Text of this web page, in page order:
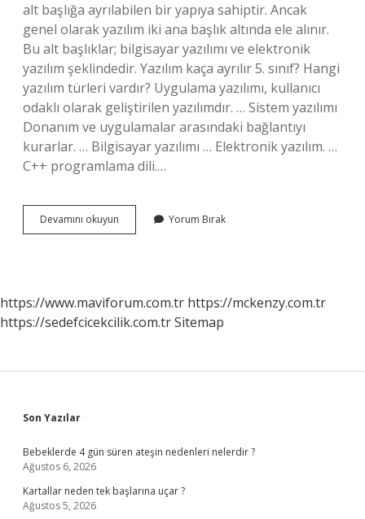
alt başlığa ayrılabilen bir yapıya sahiptir. Ancak
genel olarak yazılım iki ana başlık altında ele alınır.
Bu alt başlıklar; bilgisayar yazılımı ve elektronik
yazılım şeklindedir. Yazılım kaça ayrılır 5. sınıf? Hangi
yazılım türleri vardır? Uygulama yazılımı, kullanıcı
odaklı olarak geliştirilen yazılımdır. … Sistem yazılımı
Donanım ve uygulamalar arasındaki bağlantıyı
kurarlar. … Bilgisayar yazılımı … Elektronik yazılım. …
C++ programlama dili.…
Devamını okuyun
Kaça
Yorum Bırak
https://www.maviforum.com.tr https://mckenzy.com.tr
https://sedefcicekcilik.com.trSitemap
Sidebar
Son Yazılar
Bebeklerde 4 gün süren ateşin nedenleri nelerdir ?
Ağustos 6, 2026
Kartallar neden tek başlarına uçar ?
Ağustos 5, 2026